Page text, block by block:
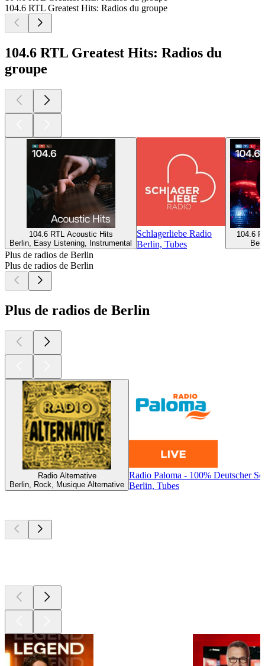
104.6 RTL Greatest Hits: Radios du groupe
104.6 RTL Greatest Hits: Radios du
groupe
104.6 RTL Acoustic Hits
Berlin, Easy Listening, Instrumental
Schlagerliebe Radio
Berlin, Tubes
104.6
Plus de radios de Berlin
Plus de radios de Berlin
Plus de radios de Berlin
Radio Alternative
Berlin, Rock, Musique Alternative
Radio Paloma - 100% Deutscher
Berlin, Tubes